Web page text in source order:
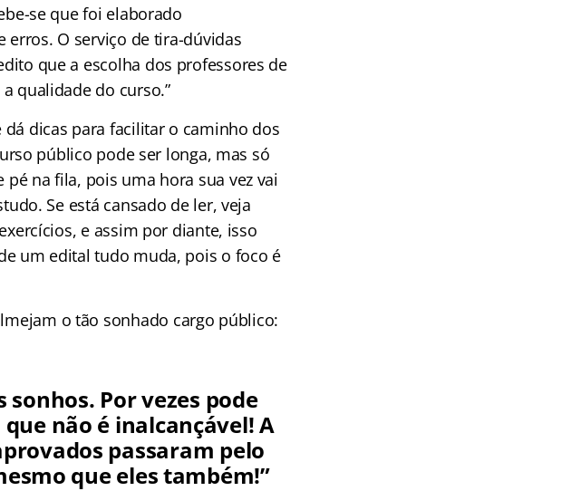
se que foi elaborado
erros. O serviço de tira-dúvidas
que a escolha dos professores de
qualidade do curso.”
dicas para facilitar o caminho dos
público pode ser longa, mas só
na fila, pois uma hora sua vez vai
Se está cansado de ler, veja
e assim por diante, isso
um edital tudo muda, pois o foco é
o tão sonhado cargo público:
sonhos. Por vezes pode
não é inalcançável! A
passaram pelo
que eles também!”